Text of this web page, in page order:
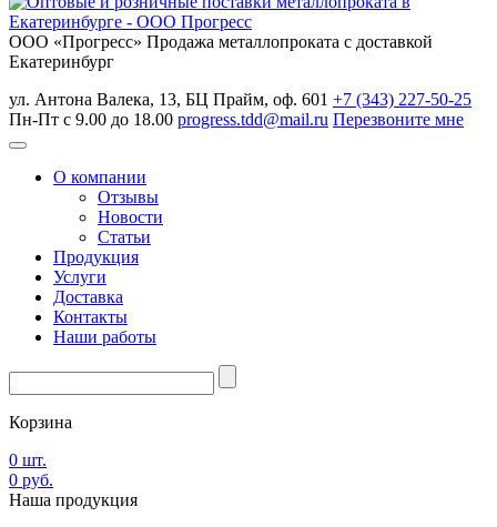
ООО «Прогресс» Продажа металлопроката с доставкой
Екатеринбург
ул. Антона Валека, 13, БЦ Прайм, оф. 601 +7 (343) 227-50-25
Пн-Пт с 9.00 до 18.00 progress.tdd@mail.ru Перезвоните мне
О компании
Отзывы
Новости
Статьи
Продукция
Услуги
Доставка
Контакты
Наши работы
Корзина
0 шт.
0 руб.
Наша продукция